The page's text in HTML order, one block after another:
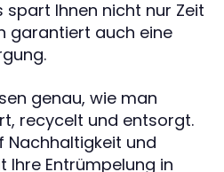
spart Ihnen nicht nur Zeit
garantiert auch eine
genau, wie man
recycelt und entsorgt.
Nachhaltigkeit und
Ihre Entrümpelung in